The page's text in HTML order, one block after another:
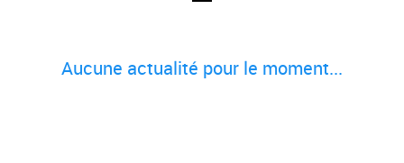
Aucune actualité pour le moment...